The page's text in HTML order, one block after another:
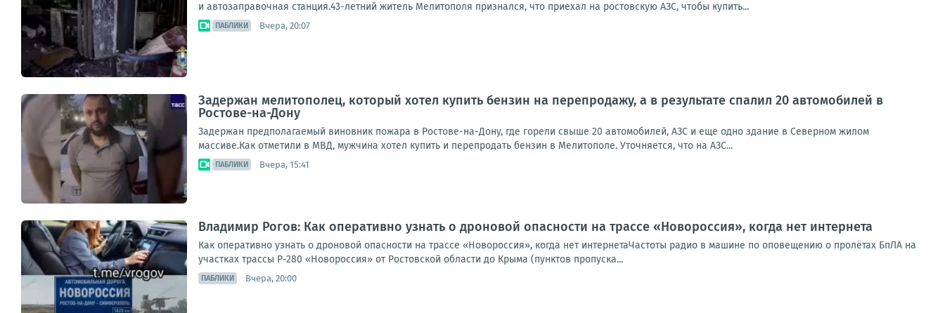
и автозаправочная станция.43-летний житель Мелитополя признался, что приехал на ростовскую АЗС, чтобы купить...
ПАБЛИКИ Вчера, 20:07
Задержан мелитополец, который хотел купить бензин на перепродажу, а в результате спалил 20 автомобилей в
Ростове-на-Дону
Задержан предполагаемый виновник пожара в Ростове-на-Дону, где горели свыше 20 автомобилей, АЗС и еще одно здание в Северном жилом
массиве.Как отметили в МВД, мужчина хотел купить и перепродать бензин в Мелитополе. Уточняется, что на АЗС...
ПАБЛИКИ Вчера, 15:41
Владимир Рогов: Как оперативно узнать о дроновой опасности на трассе «Новороссия», когда нет интернета
Как оперативно узнать о дроновой опасности на трассе «Новороссия», когда нет интернетаЧастоты радио в машине по оповещению о пролётах БпЛА на
участках трассы Р-280 «Новороссия» от Ростовской области до Крыма (пунктов пропуска...
ПАБЛИКИ Вчера, 20:00